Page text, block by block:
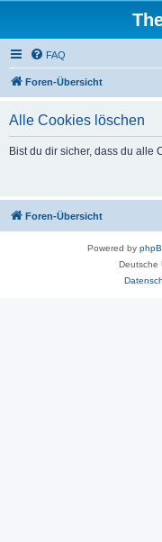
FAQ
Foren-Übersicht
Alle Cookies löschen
Bist du dir sicher, dass du alle
Foren-Übersicht
Powered by
Deutsche